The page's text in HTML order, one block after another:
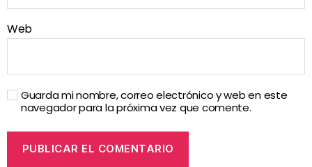
Web
Guarda mi nombre, correo electrónico y web en este
navegador para la próxima vez que comente.